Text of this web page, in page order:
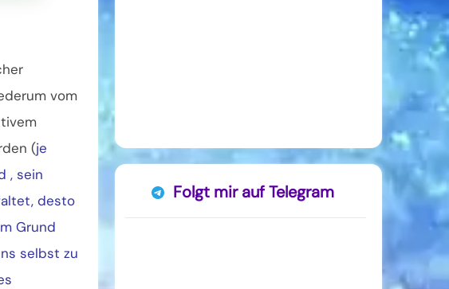
vom
(je
, sein
desto
Grund
selbst zu
Folgt mir auf Telegram